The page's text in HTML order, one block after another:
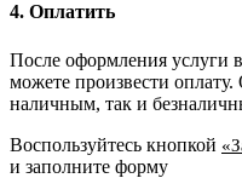
4. Оплатить
После оформления услуги
можете произвести
наличным, так и
Воспользуйтесь кнопкой
и заполните форму